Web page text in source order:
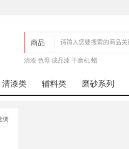
商品
店铺
清漆 色母 成品漆 干磨机 蜡
清漆类 辅料类 磨砂系列
绸